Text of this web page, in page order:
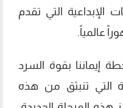
الإبداعية التي تقدم
عالمياً.
إيماننا بقوة السرد
التي تنبثق من هذه